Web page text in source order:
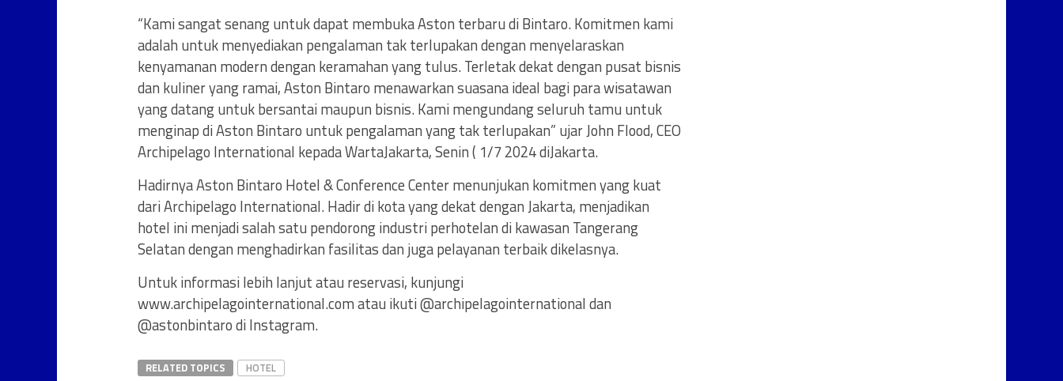
“Kami sangat senang untuk dapat membuka Aston terbaru di Bintaro. Komitmen kami
adalah untuk menyediakan pengalaman tak terlupakan dengan menyelaraskan
kenyamanan modern dengan keramahan yang tulus. Terletak dekat dengan pusat bisnis
dan kuliner yang ramai, Aston Bintaro menawarkan suasana ideal bagi para wisatawan
yang datang untuk bersantai maupun bisnis. Kami mengundang seluruh tamu untuk
menginap di Aston Bintaro untuk pengalaman yang tak terlupakan” ujar John Flood, CEO
Archipelago International kepada WartaJakarta, Senin ( 1/7 2024 diJakarta.
Hadirnya Aston Bintaro Hotel & Conference Center menunjukan komitmen yang kuat
dari Archipelago International. Hadir di kota yang dekat dengan Jakarta, menjadikan
hotel ini menjadi salah satu pendorong industri perhotelan di kawasan Tangerang
Selatan dengan menghadirkan fasilitas dan juga pelayanan terbaik dikelasnya.
Untuk informasi lebih lanjut atau reservasi, kunjungi
www.archipelagointernational.com atau ikuti @archipelagointernational dan
@astonbintaro di Instagram.
RELATED TOPICS HOTEL